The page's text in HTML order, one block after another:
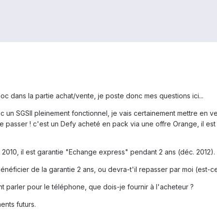
dans la partie achat/vente, je poste donc mes questions ici...
un SGSII pleinement fonctionnel, je vais certainement mettre en
passer ! c'est un Defy acheté en pack via une offre Orange, il
il est garantie "Echange express" pendant 2 ans (déc. 2012).
de la garantie 2 ans, ou devra-t'il repasser par moi (est-
parler pour le téléphone, que dois-je fournir à l'acheteur ?
futurs.